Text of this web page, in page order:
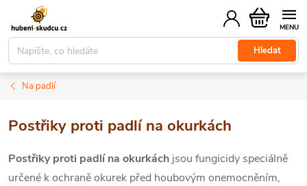
obsah
Hledat
Nákupní
košík
Na padlí
Postřiky proti padlí na okurkách
Postřiky proti padlí na okurkách jsou fungicidy speciálně
určené k ochraně okurek před houbovým onemocněním,